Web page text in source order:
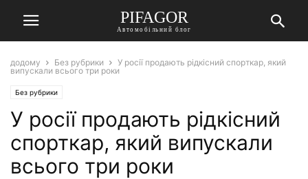
PIFAGOR
Автомобільний блог
додому Без рубрики
У росії продають рідкісний спорткар, який
випускали всього три роки
Без рубрики
У росії продають рідкісний
спорткар, який випускали
всього три роки